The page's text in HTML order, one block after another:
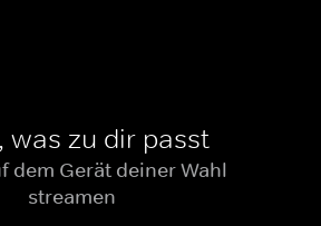
was zu dir passt
dem Gerät deiner Wahl
streamen